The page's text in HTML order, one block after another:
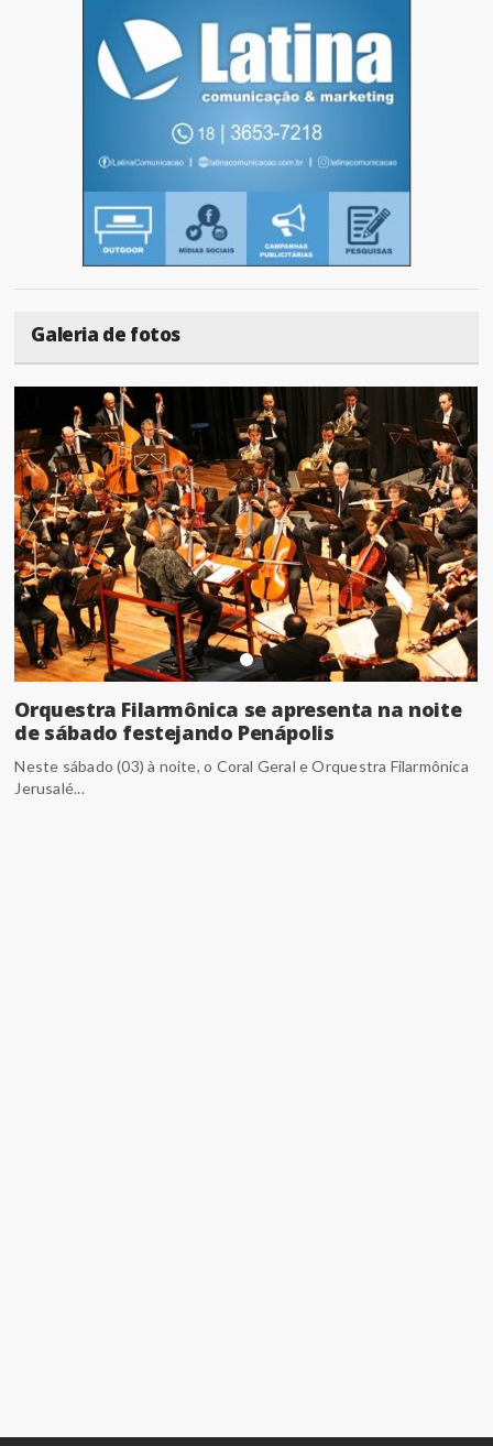
Galeria de fotos
Orquestra Filarmônica se apresenta na noite
de sábado festejando Penápolis
Neste sábado (03) à noite, o Coral Geral e Orquestra Filarmônica
Jerusalé...